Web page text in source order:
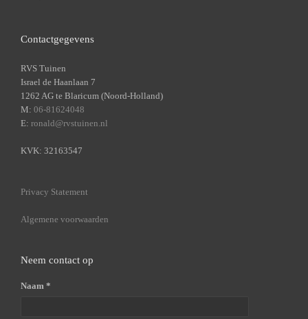
Contactgegevens
RVS Tuinen
Israel de Haanlaan 7
1262 AG te Blaricum (Noord-Holland)
M: 06-81624048
E: ronald@rvstuinen.nl
KVK: 32163547
Privacy Statement
Algemene voorwaarden
Neem contact op
Naam *